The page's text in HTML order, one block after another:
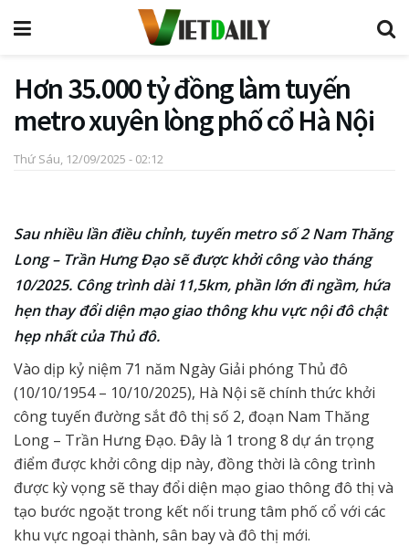
Hơn 35.000 tỷ đồng làm tuyến
metro xuyên lòng phố cổ Hà Nội
Thứ Sáu, 12/09/2025 - 02:12
Sau nhiều lần điều chỉnh, tuyến metro số 2 Nam Thăng
Long – Trần Hưng Đạo sẽ được khởi công vào tháng
10/2025. Công trình dài 11,5km, phần lớn đi ngầm, hứa
hẹn thay đổi diện mạo giao thông khu vực nội đô chật
hẹp nhất của Thủ đô.
Vào dịp kỷ niệm 71 năm Ngày Giải phóng Thủ đô
(10/10/1954 – 10/10/2025), Hà Nội sẽ chính thức khởi
công tuyến đường sắt đô thị số 2, đoạn Nam Thăng
Long – Trần Hưng Đạo. Đây là 1 trong 8 dự án trọng
điểm được khởi công dịp này, đồng thời là công trình
được kỳ vọng sẽ thay đổi diện mạo giao thông đô thị và
tạo bước ngoặt trong kết nối trung tâm phố cổ với các
khu vực ngoại thành, sân bay và đô thị mới.